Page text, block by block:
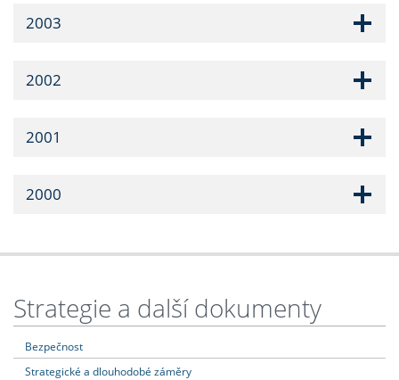
2003
2002
2001
2000
Strategie a další dokumenty
Bezpečnost
Strategické a dlouhodobé záměry